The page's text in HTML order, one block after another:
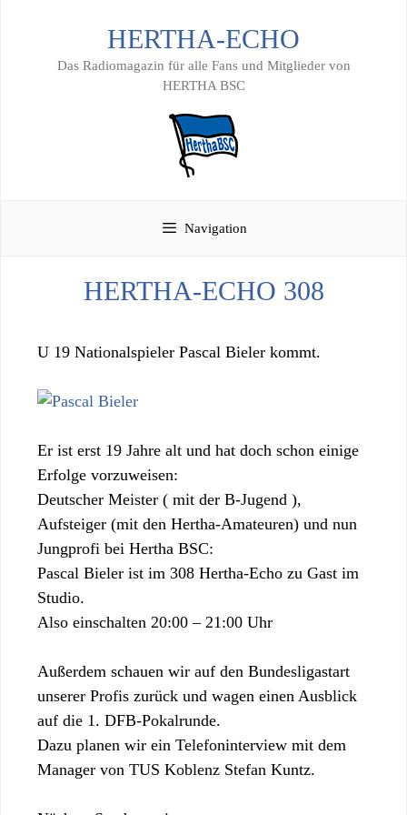
HERTHA-ECHO
Das Radiomagazin für alle Fans und Mitglieder von
HERTHA BSC
Navigation
HERTHA-ECHO 308
U 19 Nationalspieler Pascal Bieler kommt.
Er ist erst 19 Jahre alt und hat doch schon einige
Erfolge vorzuweisen:
Deutscher Meister ( mit der B-Jugend ),
Aufsteiger (mit den Hertha-Amateuren) und nun
Jungprofi bei Hertha BSC:
Pascal Bieler ist im 308 Hertha-Echo zu Gast im
Studio.
Also einschalten 20:00 – 21:00 Uhr
Außerdem schauen wir auf den Bundesligastart
unserer Profis zurück und wagen einen Ausblick
auf die 1. DFB-Pokalrunde.
Dazu planen wir ein Telefoninterview mit dem
Manager von TUS Koblenz Stefan Kuntz.